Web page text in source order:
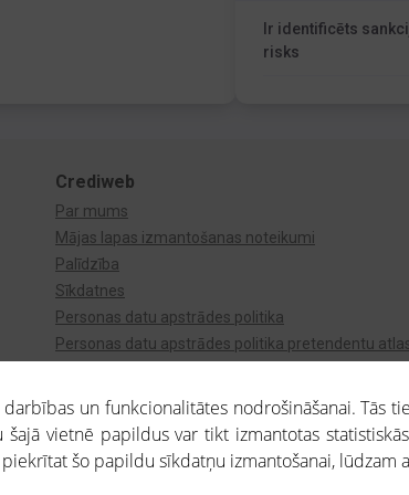
Ir identificēts
risks
Crediweb
Par mums
Mājas lapas izmantošanas noteikumi
Palīdzība
Sīkdatnes
Personas datu apstrādes politika
Personas datu apstrādes politika pretendentu
un funkcionalitātes nodrošināšanai. Tās
vietnē papildus var tikt izmantotas
piekrītat šo papildu sīkdatņu izmantošanai, lūdzam